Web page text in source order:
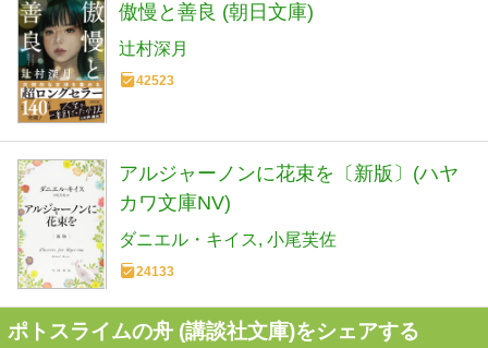
傲慢と善良 (朝日文庫)
辻村深月
42523
アルジャーノンに花束を〔新版〕(ハヤ
カワ文庫NV)
ダニエル・キイス 小尾芙佐
24133
ポトスライムの舟 (講談社文庫)をシェアする